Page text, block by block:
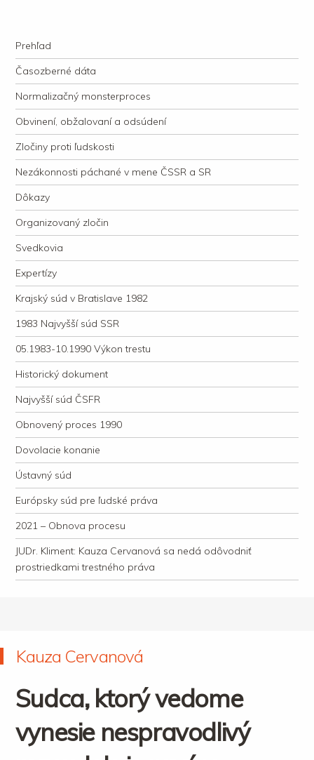
justície
Navigation
Skip to content
Prehľad
Časozberné dáta
Normalizačný monsterproces
Obvinení, obžalovaní a odsúdení
Zločiny proti ľudskosti
Nezákonnosti páchané v mene ČSSR a SR
Dôkazy
Organizovaný zločin
Svedkovia
Expertízy
Krajský súd v Bratislave 1982
1983 Najvyšší súd SSR
05.1983-10.1990 Výkon trestu
Historický dokument
Najvyšší súd ČSFR
Obnovený proces 1990
Dovolacie konanie
Ústavný súd
Európsky súd pre ľudské práva
2021 – Obnova procesu
JUDr. Kliment: Kauza Cervanová sa nedá odôvodniť
prostriedkami trestného práva
Kauza Cervanová
Sudca, ktorý vedome
vynesie nespravodlivý